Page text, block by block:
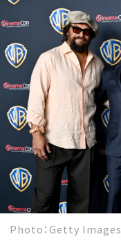
Photo：Getty Images